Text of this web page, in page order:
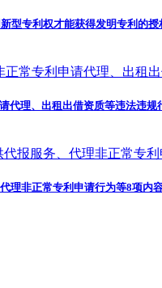
型专利权才能获得发明专利的
代理、出租出借资质等违法违
理非正常专利申请行为等8项内